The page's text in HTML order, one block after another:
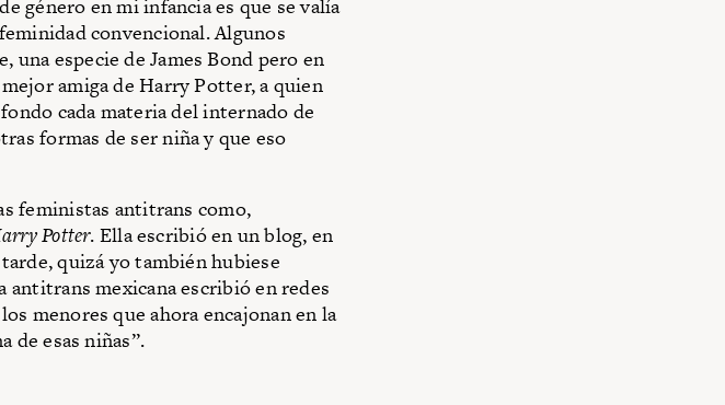
género en mi infancia es que se valía
convencional. Algunos
especie de James Bond pero en
amiga de Harry Potter, a quien
cada materia del internado de
formas de ser niña y que eso
feministas antitrans como,
Potter. Ella escribió en un blog, en
quizá yo también hubiese
mexicana escribió en redes
menores que ahora encajonan en la
de esas niñas”.